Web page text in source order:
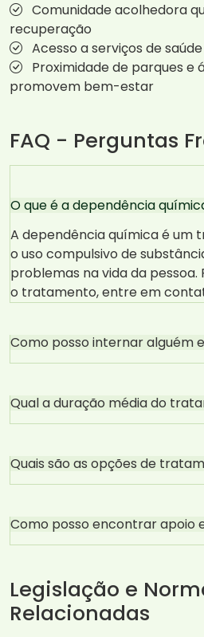
Comunidade acolhedora
recuperação
Acesso a serviços de
Proximidade de parques e
promovem bem-estar
FAQ - Perguntas
O que é a dependência
A dependência química é um
o uso compulsivo de
problemas na vida da
o tratamento, entre em
Como posso internar alguém
Qual a duração média do
Quais são as opções de
Como posso encontrar apoio
Legislação e
Relacionadas